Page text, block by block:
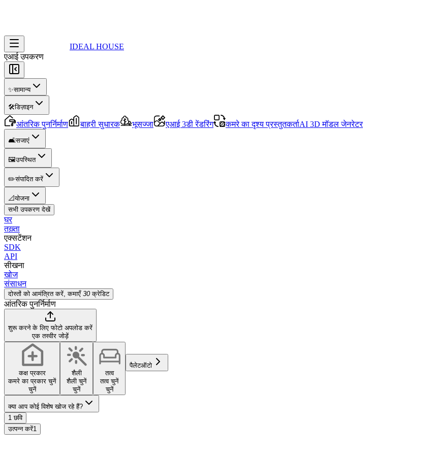
IDEAL HOUSE
एआई उपकरण
✨सामान्य
🛠️डिज़ाइन
आंतरिक पुनर्निर्माण बाहरी सुधारक भूसज्जा एआई 3डी रेंडरिंग कमरे का दृश्य प्रस्तुतकर्ताAI 3D मॉडल जेनरेटर
🛋️सजाएं
🖼️उपस्थित
✏️संपादित करें
📐योजना
सभी उपकरण देखें
घर
तख़्ता
एक्सटेंशन
SDK
API
सीखना
खोज
संसाधन
दोस्तों को आमंत्रित करें, कमाएँ 30 क्रेडिट
आंतरिक पुनर्निर्माण
शुरू करने के लिए फोटो अपलोड करें
एक तस्वीर जोड़ें
कक्ष प्रकार
कमरे का प्रकार चुनें
चुनें
शैली
शैली चुनें
चुनें
तत्व
तत्व चुनें
चुनें
पैलेटऑटो
क्या आप कोई विशेष खोज रहे हैं?
1 छवि
उत्पन्न करें1